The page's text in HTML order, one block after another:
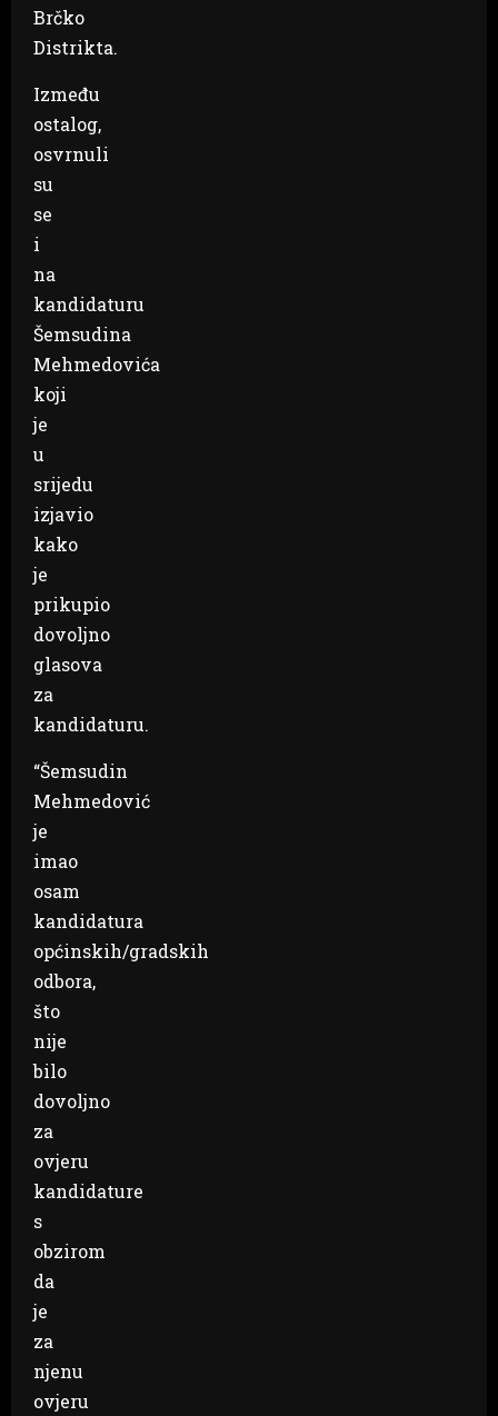
Brčko
Distrikta.
Između
ostalog,
osvrnuli
su
se
i
na
kandidaturu
Šemsudina
Mehmedovića
koji
je
u
srijedu
izjavio
kako
je
prikupio
dovoljno
glasova
za
kandidaturu.
“Šemsudin
Mehmedović
je
imao
osam
kandidatura
općinskih/gradskih
odbora,
što
nije
bilo
dovoljno
za
ovjeru
kandidature
s
obzirom
da
je
za
njenu
ovjeru